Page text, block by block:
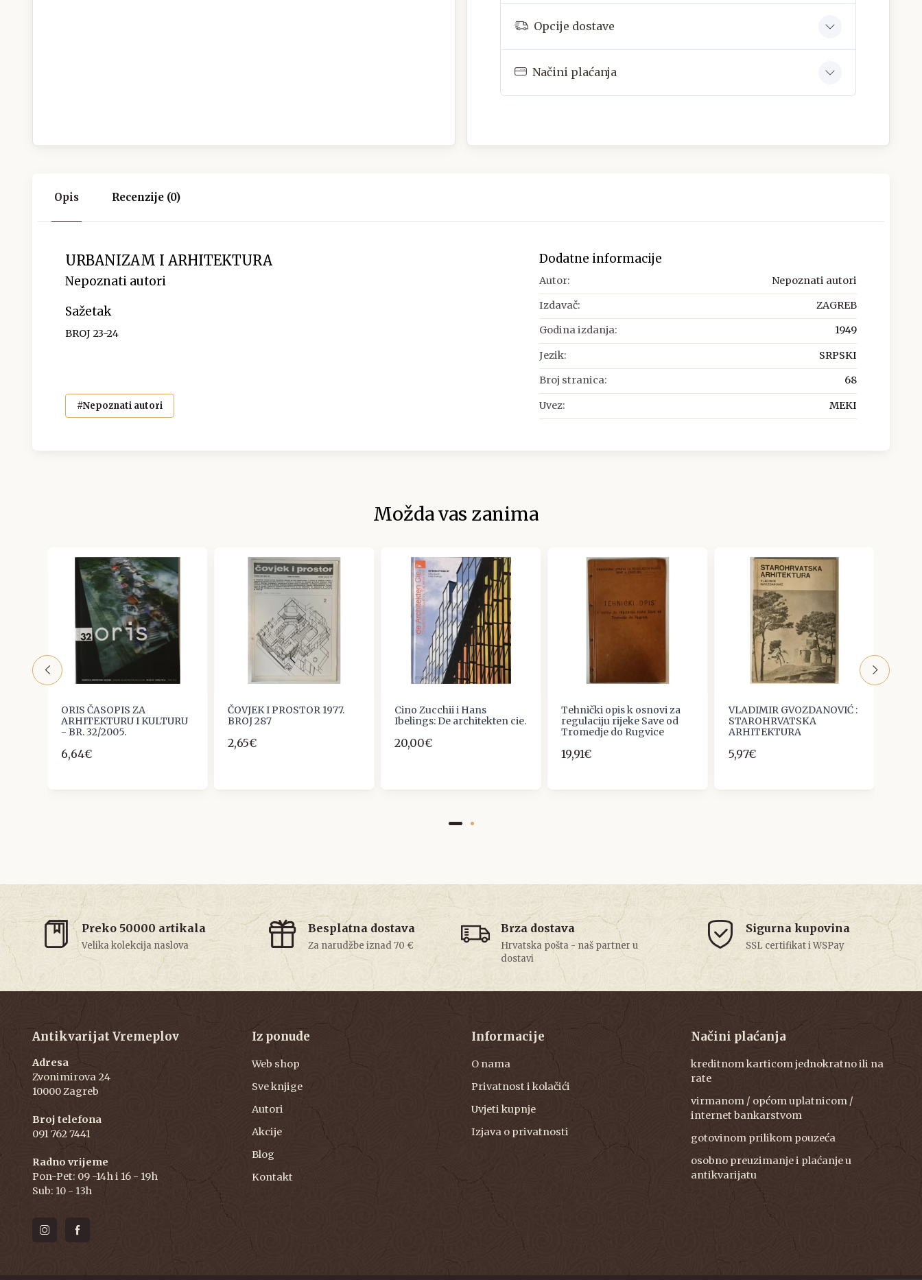
Opcije dostave
Načini plaćanja
Opis Recenzije (0)
URBANIZAM I ARHITEKTURA
Nepoznati autori
Sažetak
BROJ 23-24
#Nepoznati autori
Dodatne informacije
Autor: Nepoznati autori
Izdavač: ZAGREB
Godina izdanja: 1949
Jezik: SRPSKI
Broj stranica: 68
Uvez: MEKI
Možda vas zanima
ORIS ČASOPIS ZA
ARHITEKTURU I KULTURU
- BR. 32/2005.
6,64€
ČOVJEK I PROSTOR 1977.
BROJ 287
2,65€
Cino Zucchii i Hans
Ibelings: De architekten cie.
20,00€
Tehnički opis k osnovi za
regulaciju rijeke Save od
Tromedje do Rugvice
19,91€
VLADIMIR GVOZDANOVIĆ :
STAROHRVATSKA
ARHITEKTURA
5,97€
Preko 50000 artikala
Velika kolekcija naslova
Besplatna dostava
Za narudžbe iznad 70 €
Brza dostava
Hrvatska pošta - naš partner u
dostavi
Sigurna kupovina
SSL certifikat i WSPay
Antikvarijat Vremeplov
Adresa
Zvonimirova 24
10000 Zagreb
Broj telefona
091 762 7441
Radno vrijeme
Pon-Pet: 09 -14h i 16 - 19h
Sub: 10 - 13h
Iz ponude
Web shop
Sve knjige
Autori
Akcije
Blog
Kontakt
Informacije
O nama
Privatnost i kolačići
Uvjeti kupnje
Izjava o privatnosti
Načini plaćanja
kreditnom karticom jednokratno ili na
rate
virmanom / općom uplatnicom /
internet bankarstvom
gotovinom prilikom pouzeća
osobno preuzimanje i plaćanje u
antikvarijatu